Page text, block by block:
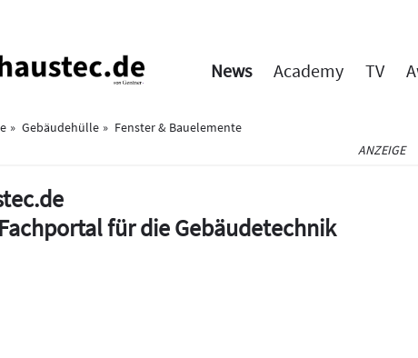
News Academy TV
Gebäudehülle
Fenster & Bauelemente
ANZEIGE
für die Gebäudetechnik